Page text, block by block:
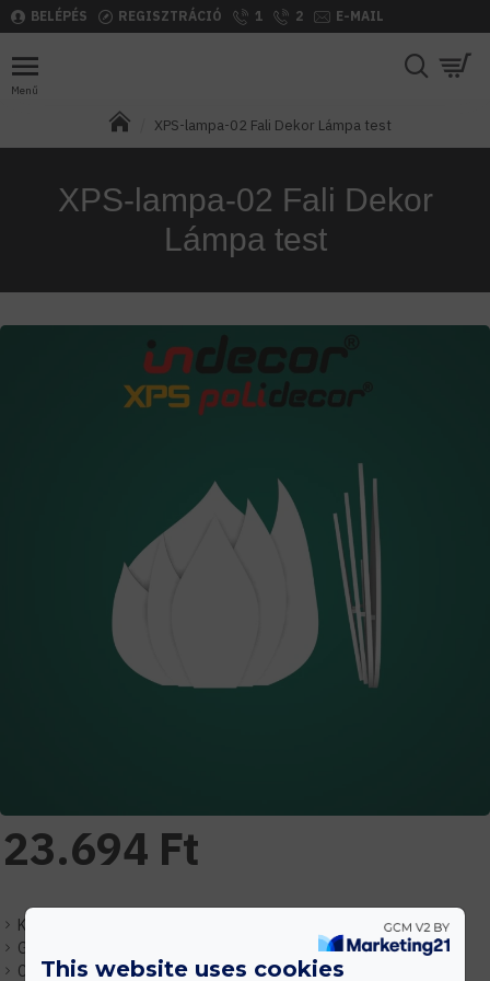
BELÉPÉS REGISZTRÁCIÓ 1 2 E-MAIL
XPS-lampa-02 Fali Dekor Lámpa test
XPS-lampa-02 Fali Dekor
Lámpa test
Készlet:
Gyártó:
Cikkszám: EHIDXPS-lampa-02
23.694 Ft
This website uses cookies